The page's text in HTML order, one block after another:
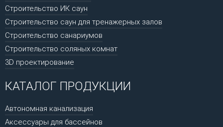
Строительство ИК саун
Строительство саун для тренажерных залов
Строительство санариумов
Строительство соляных комнат
3D проектирование
КАТАЛОГ ПРОДУКЦИИ
Автономная канализация
Аксессуары для бассейнов